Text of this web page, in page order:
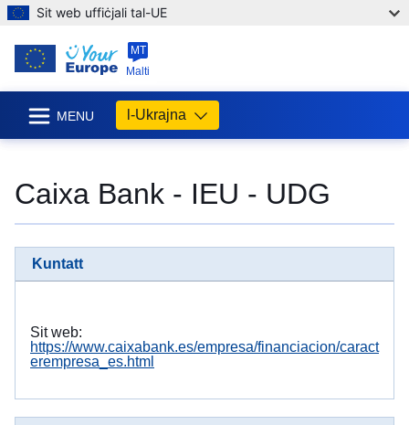
Sit web uffiċjali tal-UE
MT
Malti
MENU l-Ukrajna
Caixa Bank - IEU - UDG
Kuntatt
Sit web:
https://www.caixabank.es/empresa/financiacion/caract
erempresa_es.html